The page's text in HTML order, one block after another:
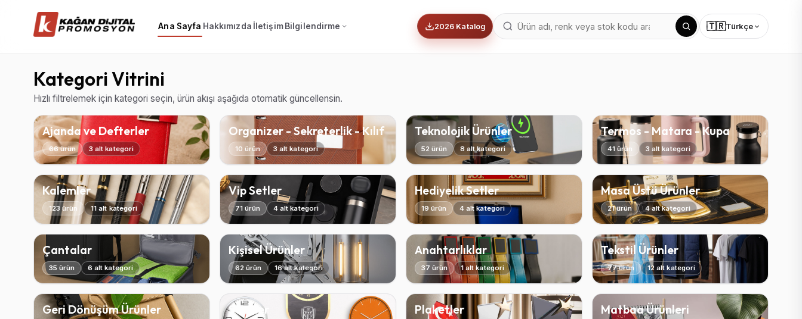
Ana Sayfa Hakkımızda İletişim Bilgilendirme 2026 Katalog 🇹🇷Türkçe
Kategori Vitrini
Hızlı filtrelemek için kategori seçin, ürün akışı aşağıda otomatik güncellensin.
Ajanda ve Defterler
66 ürün 3 alt kategori
Organizer - Sekreterlik - Kılıf
10 ürün 3 alt kategori
Teknolojik Ürünler
52 ürün 8 alt kategori
Termos - Matara - Kupa
41 ürün 3 alt kategori
Kalemler
123 ürün 11 alt kategori
Vip Setler
71 ürün 4 alt kategori
Hediyelik Setler
19 ürün 4 alt kategori
Masa Üstü Ürünler
21 ürün 4 alt kategori
Çantalar
35 ürün 6 alt kategori
Kişisel Ürünler
62 ürün 16 alt kategori
Anahtarlıklar
37 ürün 1 alt kategori
Tekstil Ürünler
77 ürün 12 alt kategori
Geri Dönüşüm Ürünler Saatler Plaketler Matbaa Ürünleri